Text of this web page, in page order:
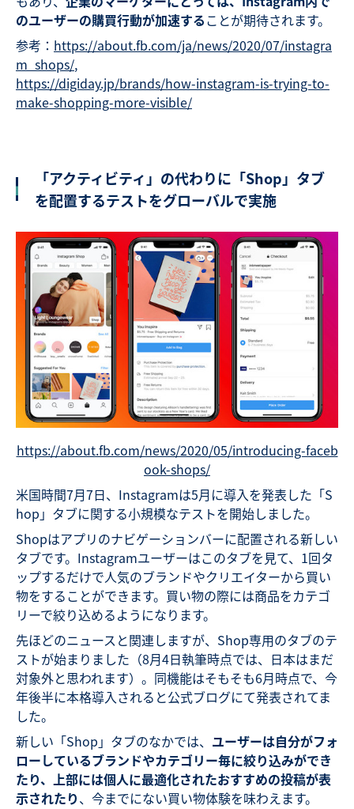
のユーザーの購買行動が加速することが期待されます。
参考： https://about.fb.com/ja/news/2020/07/instagra
m_shops/,
https://digiday.jp/brands/how-instagram-is-trying-to-
make-shopping-more-visible/
「アクティビティ」の代わりに「Shop」タブ
を配置するテストをグローバルで実施
https://about.fb.com/news/2020/05/introducing-faceb
ook-shops/
米国時間7月7日、Instagramは5月に導入を発表した「S
hop」タブに関する小規模なテストを開始しました。
Shopはアプリのナビゲーションバーに配置される新しい
タブです。Instagramユーザーはこのタブを見て、1回タ
ップするだけで人気のブランドやクリエイターから買い
物をすることができます。買い物の際には商品をカテゴ
リーで絞り込めるようになります。
先ほどのニュースと関連しますが、Shop専用のタブのテ
ストが始まりました（8月4日執筆時点では、日本はまだ
対象外と思われます）。同機能はそもそも6月時点で、今
年後半に本格導入されると公式ブログにて発表されてま
した。
新しい「Shop」タブのなかでは、 ユーザーは自分がフォ
ローしているブランドやカテゴリー毎に絞り込みができ
たり、上部には個人に最適化されたおすすめの投稿が表
示されたり、今までにない買い物体験を味わえます。